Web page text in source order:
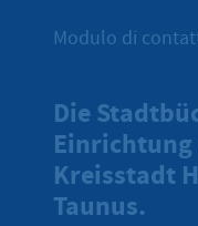
Modulo di
Die
Einrichtung
Kreisstadt
Taunus.